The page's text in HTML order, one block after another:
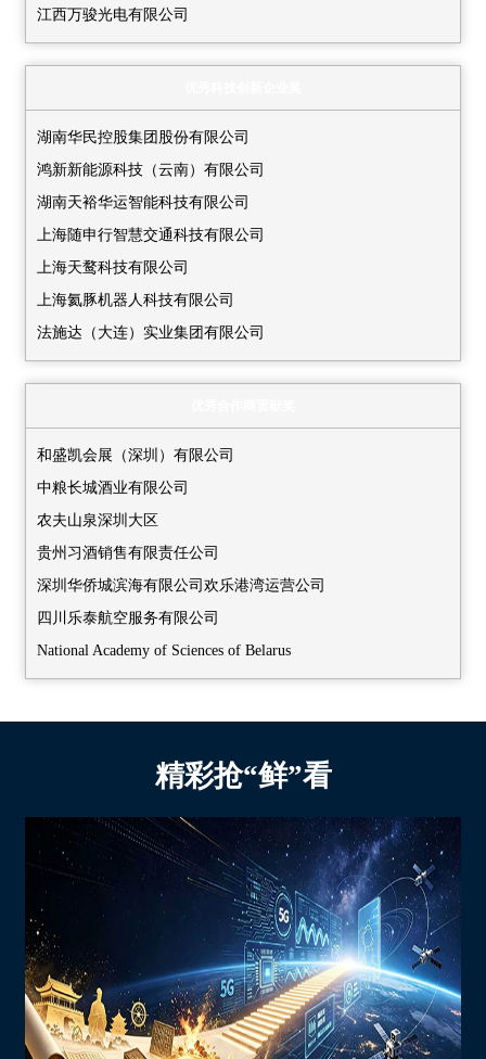
海南省商务厅
河南省商务厅
西安市科学技术局
厦门市科学技术局
广西壮族自治区科学技术厅
西藏自治区科学技术厅
重庆市科学技术局
新疆维吾尔自治区科学技术厅
上海市商务局
中共深圳市委台湾工作办公室
成都市科学技术协会
巴中市科技局
粤港澳大湾区数字产业协会企业
科大硅谷服务平台(安徽)有限公司
香港贸易发展局-HKTDC
广东省科技合作研究促进中心
珠海市对外经济合作企业协会
深圳市南山区科技创新局
深汕特别合作区科技创新和经济服务局
深圳市大鹏新区科技和工业信息化局
深圳市龙华区科技创新局
深圳市福田区科技和工业信息化局
深圳市罗湖区科技和工业信息化局
深圳市宝安区科技创新局
深圳市前海深港现代服务业合作区管理局
山西省商务厅
海南省商务厅
湖北省科学技术厅
河南省商务厅
西安市科学技术局
厦门市科学技术局
广西壮族自治区科学技术厅
西藏自治区生产力促进中心
新疆维吾尔自治区科技项目服务中心
科大硅谷服务平台(安徽)有限公司
香港贸易发展局-HKTDC
重庆市渝中区科学技术局
重庆市永川区科学技术局
重庆市荣昌区科学技术局
重庆高新技术产业开发区管理委员会科技创新局
重庆经济技术开发区创新创业服务中心
江西万骏光电有限公司
江西鑫铂瑞科技股份有限公司
江西掌护医疗科技有限公司
兰州大学科技园有限责任公司
南开大学
清华大学深圳国际研究生院
厦门大学
山东东都汽车部件股份有限公司
山东越海通信科技股份有限公司
上海大学
深圳市地铁集团有限公司
深圳市人工智能与机器人研究院
深圳索理德新材料科技有限公司
香港中文大学（深圳）
中国科学院深圳先进技术研究院
沈阳天仁合一科技有限公司
国家高性能医疗器械创新中心
深圳皓影医疗科技有限公司
华北制药河北华维健康产业有限公司
湖南华民控股集团股份有限公司
鸿新新能源科技（云南）有限公司
湖南天裕华运智能科技有限公司
上海随申行智慧交通科技有限公司
上海天鹜科技有限公司
上海氦豚机器人科技有限公司
法施达（大连）实业集团有限公司
中煤科工（辽宁）具身智能科技有限公司
辽宁中蓝电子科技有限公司
东软医疗系统股份有限公司
奇瑞新能源汽车股份有限公司石家庄分公司
石家庄星悦医疗设备有限公司
河北建投中航塞罕绿能科技开发有限公司
皇岛市太极环纳米制品有限公司
山锐唯新能源科技有限公司
芯联新（河北雄安）科技有限公司
武汉依迅北斗时空技术股份有限公司
武汉比天科技有限责任公司
湖北长江万润半导体技术有限公司
三峡智控科技有限公司
黑龙江中创华鑫新能源科技有限公司
哈尔滨思哲睿智能医疗设备股份有限公司
哈尔滨航威智能装备有限公司
哈尔滨雷德光电技术有限公司
黑龙江菏沣达能源科技有限公司
贵州航盛锂能科技有限公司
贵州省曦禾资源循环利用有限公司
和盛凯会展（深圳）有限公司
中粮长城酒业有限公司
农夫山泉深圳大区
贵州习酒销售有限责任公司
深圳华侨城滨海有限公司欢乐港湾运营公司
四川乐泰航空服务有限公司
National Academy of Sciences of Belarus
深圳市金子展览有限公司
精彩抢“鲜”看